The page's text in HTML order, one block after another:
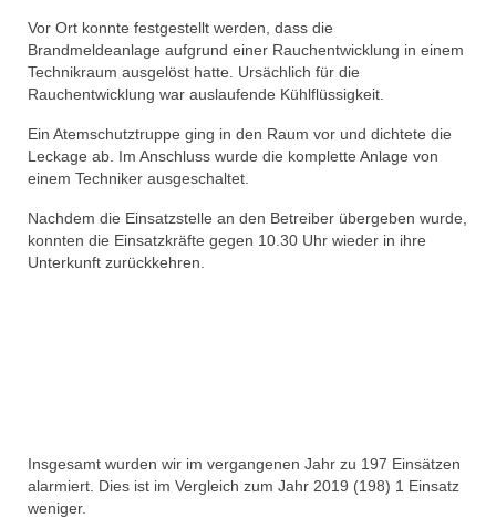
Vor Ort konnte festgestellt werden, dass die
Brandmeldeanlage aufgrund einer Rauchentwicklung in einem
Technikraum ausgelöst hatte. Ursächlich für die
Rauchentwicklung war auslaufende Kühlflüssigkeit.
Ein Atemschutztruppe ging in den Raum vor und dichtete die
Leckage ab. Im Anschluss wurde die komplette Anlage von
einem Techniker ausgeschaltet.
Nachdem die Einsatzstelle an den Betreiber übergeben wurde,
konnten die Einsatzkräfte gegen 10.30 Uhr wieder in ihre
Unterkunft zurückkehren.
Insgesamt wurden wir im vergangenen Jahr zu 197 Einsätzen
alarmiert. Dies ist im Vergleich zum Jahr 2019 (198) 1 Einsatz
weniger.